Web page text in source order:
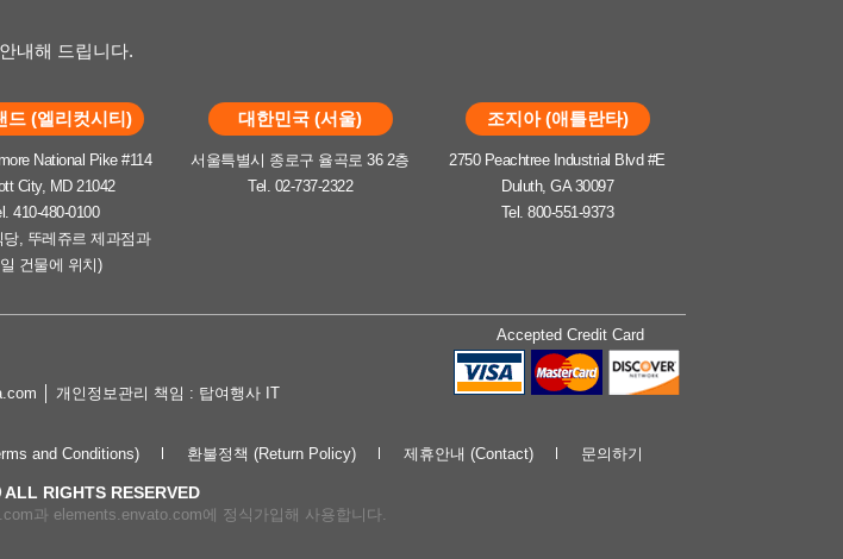
내해 드립니다.
드 (엘리컷시티)
National Pike #114
City, MD 21042
410-480-0100
당, 뚜레쥬르 제과점과
건물에 위치)
대한민국 (서울)
서울특별시 종로구 율곡로 36 2층
Tel. 02-737-2322
조지아 (애틀란타)
2750 Peachtree Industrial Blvd #E
Duluth, GA 30097
Tel. 800-551-9373
Accepted Credit Card
│ 개인정보관리 책임 : 탑여행사 IT
and Conditions) 환불정책 (Return Policy) 제휴안내 (Contact) 문의하기
RIGHTS RESERVED
과 elements.envato.com에 정식가입해 사용합니다.